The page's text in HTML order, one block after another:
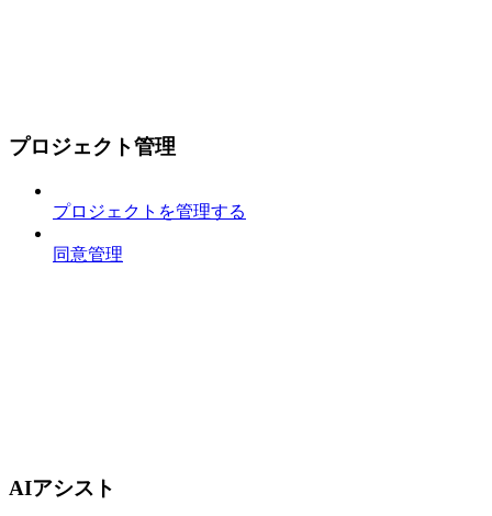
プロジェクト管理
プロジェクトを管理する
同意管理
AIアシスト